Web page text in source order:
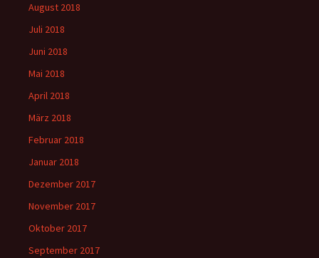
August 2018
Juli 2018
Juni 2018
Mai 2018
April 2018
März 2018
Februar 2018
Januar 2018
Dezember 2017
November 2017
Oktober 2017
September 2017